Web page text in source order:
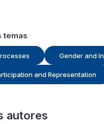
temas
Gender and
and Representation
autores